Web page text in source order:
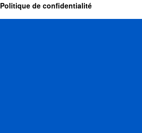
Politique de confidentialité